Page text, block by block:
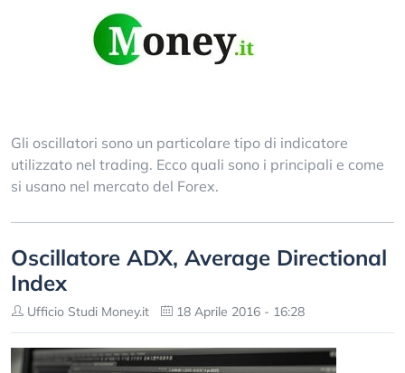
Gli oscillatori sono un particolare tipo di indicatore
utilizzato nel trading. Ecco quali sono i principali e come
si usano nel mercato del Forex.
Oscillatore ADX, Average Directional
Index
Ufficio Studi Money.it 18 Aprile 2016 - 16:28